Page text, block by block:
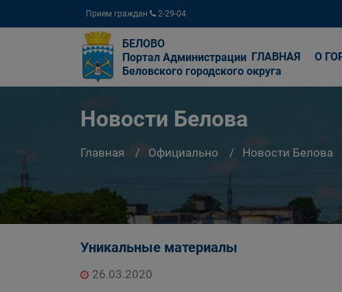
Прием граждан 2-29-04
БЕЛОВО
Портал Администрации
Беловского городского округа
ГЛАВНАЯ О
Новости Белова
Главная Официально Новости Белова
Уникальные материалы
26.03.2020